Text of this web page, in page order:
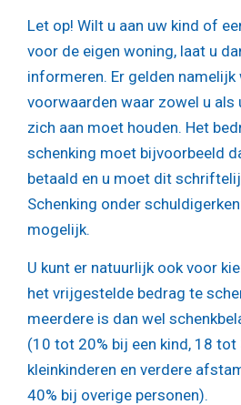
Let op! Wilt u aan uw kind of
voor de eigen woning, laat u
informeren. Er gelden namelijk
voorwaarden waar zowel u
zich aan moet houden. Het
schenking moet bijvoorbeeld
betaald en u moet dit
Schenking onder
mogelijk.
U kunt er natuurlijk ook voor
het vrijgestelde bedrag te
meerdere is dan wel
(10 tot 20% bij een kind, 18 tot
kleinkinderen en verdere
40% bij overige personen).